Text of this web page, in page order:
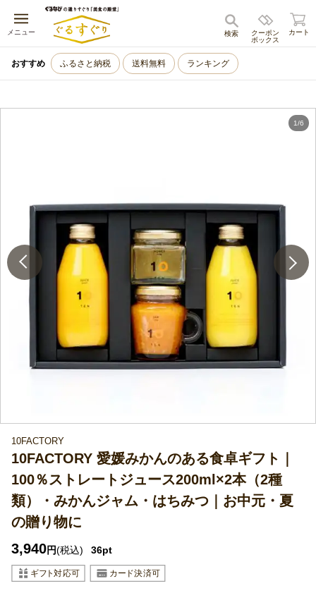
メニュー
キャンセル
クーポン
ボックス
検索 カート
おすすめ ふるさと納税 送料無料 ランキング
1/6
10FACTORY
10FACTORY 愛媛みかんのある食卓ギフト｜
100％ストレートジュース200ml×2本（2種
類）・みかんジャム・はちみつ｜お中元・夏
の贈り物に
3,940円(税込) 36pt